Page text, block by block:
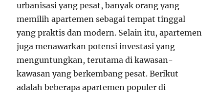
urbanisasi yang pesat, banyak orang yang
memilih apartemen sebagai tempat tinggal
yang praktis dan modern. Selain itu, apartemen
juga menawarkan potensi investasi yang
menguntungkan, terutama di kawasan-
kawasan yang berkembang pesat. Berikut
adalah beberapa apartemen populer di